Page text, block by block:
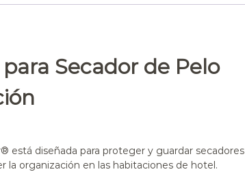
Secador de Pelo
está diseñada para proteger y guardar secadores
la organización en las habitaciones de hotel.